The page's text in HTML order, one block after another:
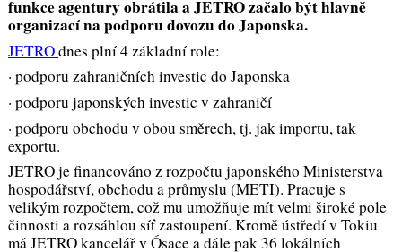
funkce agentury obrátila a JETRO začalo být hlavně
organizací na podporu dovozu do Japonska.
JETROdnes plní 4 základní role:
· podporu zahraničních investic do Japonska
· podporu japonských investic v zahraničí
· podporu obchodu v obou směrech, tj. jak importu, tak
exportu.
JETRO je financováno z rozpočtu japonského Ministerstva
hospodářství, obchodu a průmyslu (METI). Pracuje s
velikým rozpočtem, což mu umožňuje mít velmi široké pole
činnosti a rozsáhlou síť zastoupení. Kromě ústředí v Tokiu
má JETRO kancelář v Ósace a dále pak 36 lokálních